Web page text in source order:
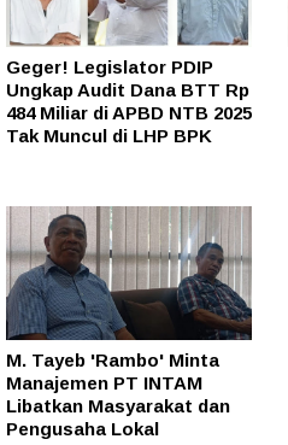
Geger! Legislator PDIP
Ungkap Audit Dana BTT Rp
484 Miliar di APBD NTB 2025
Tak Muncul di LHP BPK
M. Tayeb 'Rambo' Minta
Manajemen PT INTAM
Libatkan Masyarakat dan
Pengusaha Lokal